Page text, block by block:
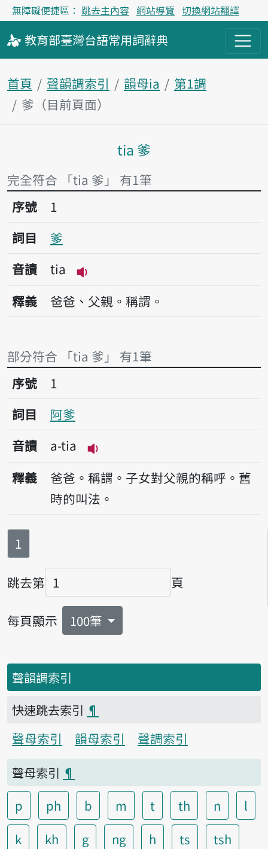
無障礙便捷區： 跳去主內容 網站導覽 切換網站翻譯
教育部臺灣台語常用詞辭典
首頁 聲韻調索引 韻母ia
第1調
爹（目前頁面）
主內容區塊
tia 爹
完全符合 「tia 爹」 有1筆
序號1爹
序號
1
詞目
爹
音讀
tia
播放音讀tia
釋義 爸爸、父親。稱謂。
部分符合 「tia 爹」 有1筆
序號1阿爹
序號
1
詞目
阿爹
音讀
a-tia
播放音讀a-tia
釋義
爸爸。稱謂。子女對父親的稱呼。舊
時的叫法。
第
1
跳去第
頁碼
頁
每頁顯示 100筆
聲韻調索引
快速跳去索引 ¶
聲母索引
韻母索引
聲調索引
聲母索引 ¶
p
ph b m t th n
l
k
kh g ng h ts
tsh